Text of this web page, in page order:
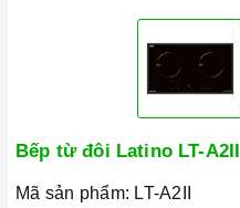
Bếp từ đôi Latino LT-A2II
Mã sản phẩm: LT-A2II